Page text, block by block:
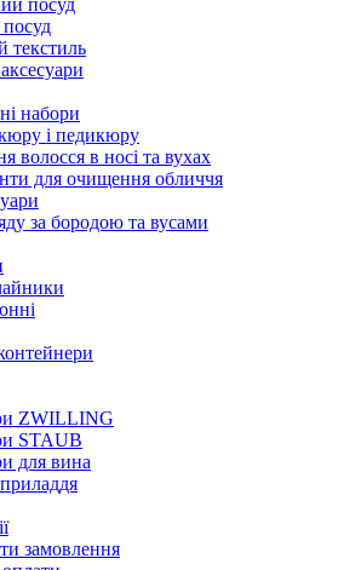
посуд
текстиль
набори
і педикюру
волосся в носі та вухах
для очищення обличчя
за бородою та вусами
ZWILLING
STAUB
для вина
замовлення